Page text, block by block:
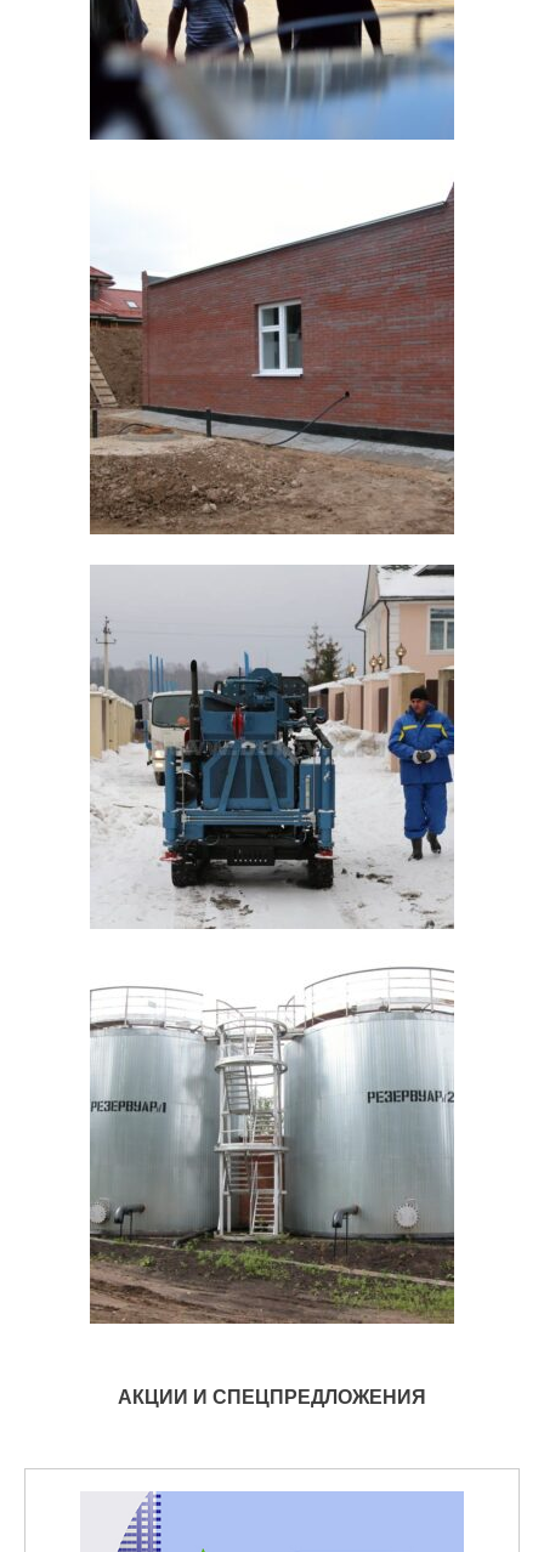
АКЦИИ И СПЕЦПРЕДЛОЖЕНИЯ